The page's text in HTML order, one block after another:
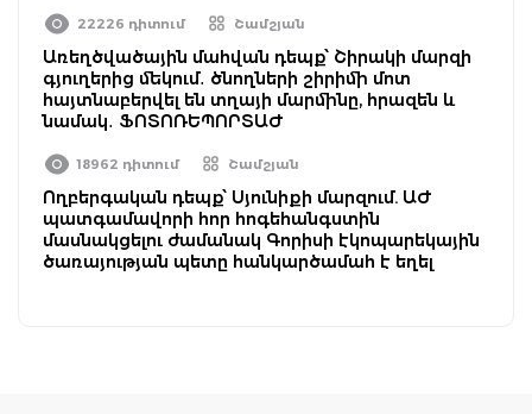
22226 դիտում Շամշյան
Առեղծվածային մահվան դեպք՝ Շիրակի մարզի
գյուղերից մեկում․ ծնողների շիրիմի մոտ
հայտնաբերվել են տղայի մարմինը, հրազեն և
նամակ․ ՖՈՏՈՌԵՊՈՐՏԱԺ
18962 դիտում Շամշյան
Ողբերգական դեպք՝ Սյունիքի մարզում. ԱԺ
պատգամավորի հոր հոգեհանգստին
մասնակցելու ժամանակ Գորիսի էկոպարեկային
ծառայության պետը հանկարծամահ է եղել